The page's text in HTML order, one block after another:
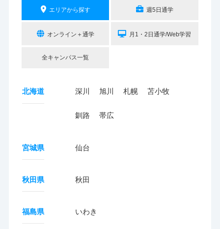
エリアから探す 週5日通学
オンライン＋通学 月1・2日通学/Web学習
全キャンパス一覧
北海道 深川 旭川 札幌 苫小牧
釧路 帯広
宮城県 仙台
秋田県 秋田
福島県 いわき